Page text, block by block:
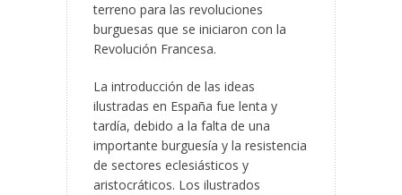
terreno para las revoluciones
burguesas que se iniciaron con la
Revolución Francesa.
La introducción de las ideas
ilustradas en España fue lenta y
tardía, debido a la falta de una
importante burguesía y la resistencia
de sectores eclesiásticos y
aristocráticos. Los ilustrados